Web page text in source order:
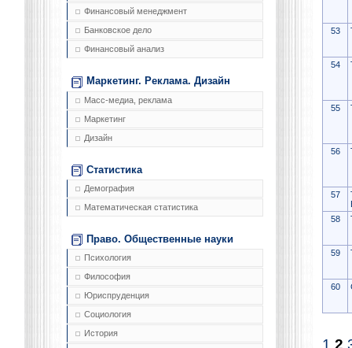
Финансовый менеджмент
Банковское дело
Финансовый анализ
Маркетинг. Реклама. Дизайн
Масс-медиа, реклама
Маркетинг
Дизайн
Статистика
Демография
Математическая статистика
Право. Общественные науки
Психология
Философия
Юриспруденция
Социология
История
53
54
55
56
57
58
59
60
1 2